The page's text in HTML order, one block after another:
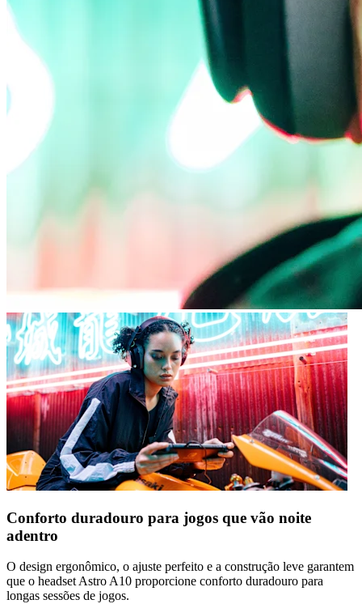
Conforto duradouro para jogos que vão noite
adentro
O design ergonômico, o ajuste perfeito e a construção leve garantem
que o headset Astro A10 proporcione conforto duradouro para
longas sessões de jogos.